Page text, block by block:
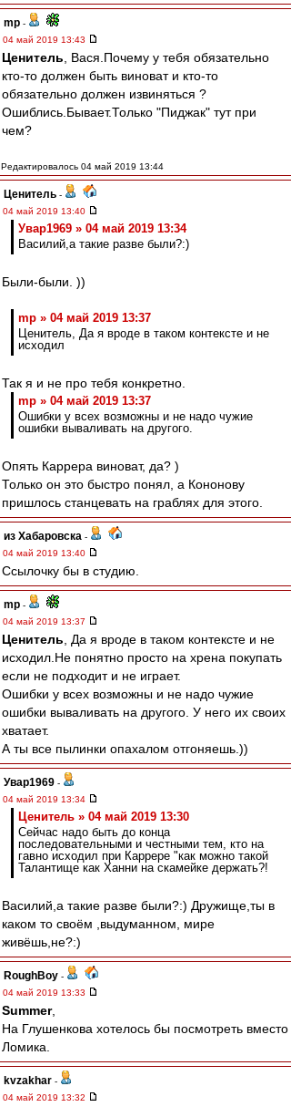
mp -
04 май 2019 13:43
Ценитель , Вася.Почему у тебя обязательно
кто-то должен быть виноват и кто-то
обязательно должен извиняться ?
Ошиблись.Бывает.Только "Пиджак" тут при
чем?
Редактировалось 04 май 2019 13:44
Ценитель -
04 май 2019 13:40
Увар1969 » 04 май 2019 13:34
Василий,а такие разве были?:)
Были-были. ))
mp » 04 май 2019 13:37
Ценитель, Да я вроде в таком контексте и не
исходил
Так я и не про тебя конкретно.
mp » 04 май 2019 13:37
Ошибки у всех возможны и не надо чужие
ошибки вываливать на другого.
Опять Каррера виноват, да? )
Только он это быстро понял, а Кононову
пришлось станцевать на граблях для этого.
из Хабаровска -
04 май 2019 13:40
Ссылочку бы в студию.
mp -
04 май 2019 13:37
Ценитель , Да я вроде в таком контексте и не
исходил.Не понятно просто на хрена покупать
если не подходит и не играет.
Ошибки у всех возможны и не надо чужие
ошибки вываливать на другого. У него их своих
хватает.
А ты все пылинки опахалом отгоняешь.))
Увар1969 -
04 май 2019 13:34
Ценитель » 04 май 2019 13:30
Сейчас надо быть до конца
последовательными и честными тем, кто на
гавно исходил при Каррере "как можно такой
Талантище как Ханни на скамейке держать?!
Василий,а такие разве были?:) Дружище,ты в
каком то своём ,выдуманном, мире
живёшь,не?:)
RoughBoy -
04 май 2019 13:33
Summer,
На Глушенкова хотелось бы посмотреть вместо
Ломика.
kvzakhar -
04 май 2019 13:32